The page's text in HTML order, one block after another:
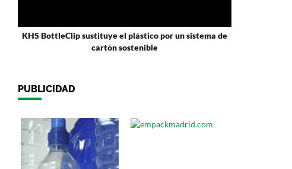
KHS BottleClip sustituye el plástico por un sistema de
cartón sostenible
PUBLICIDAD